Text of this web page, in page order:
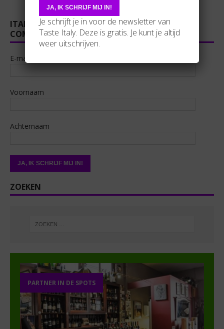
ITALOFAN? SLUIT GRATIS AAN BIJ ONZE
COMUNITÀ!
E-mail
Voornaam
Achternaam
ZOEKEN
PARTNER IN DE SPOTS
Je schrijft je in voor de newsletter van
Taste Italy. Deze is gratis. Je kunt je altijd
weer uitschrijven.